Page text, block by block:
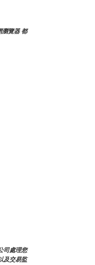
瀏覽器 都
司處理您
及交易監